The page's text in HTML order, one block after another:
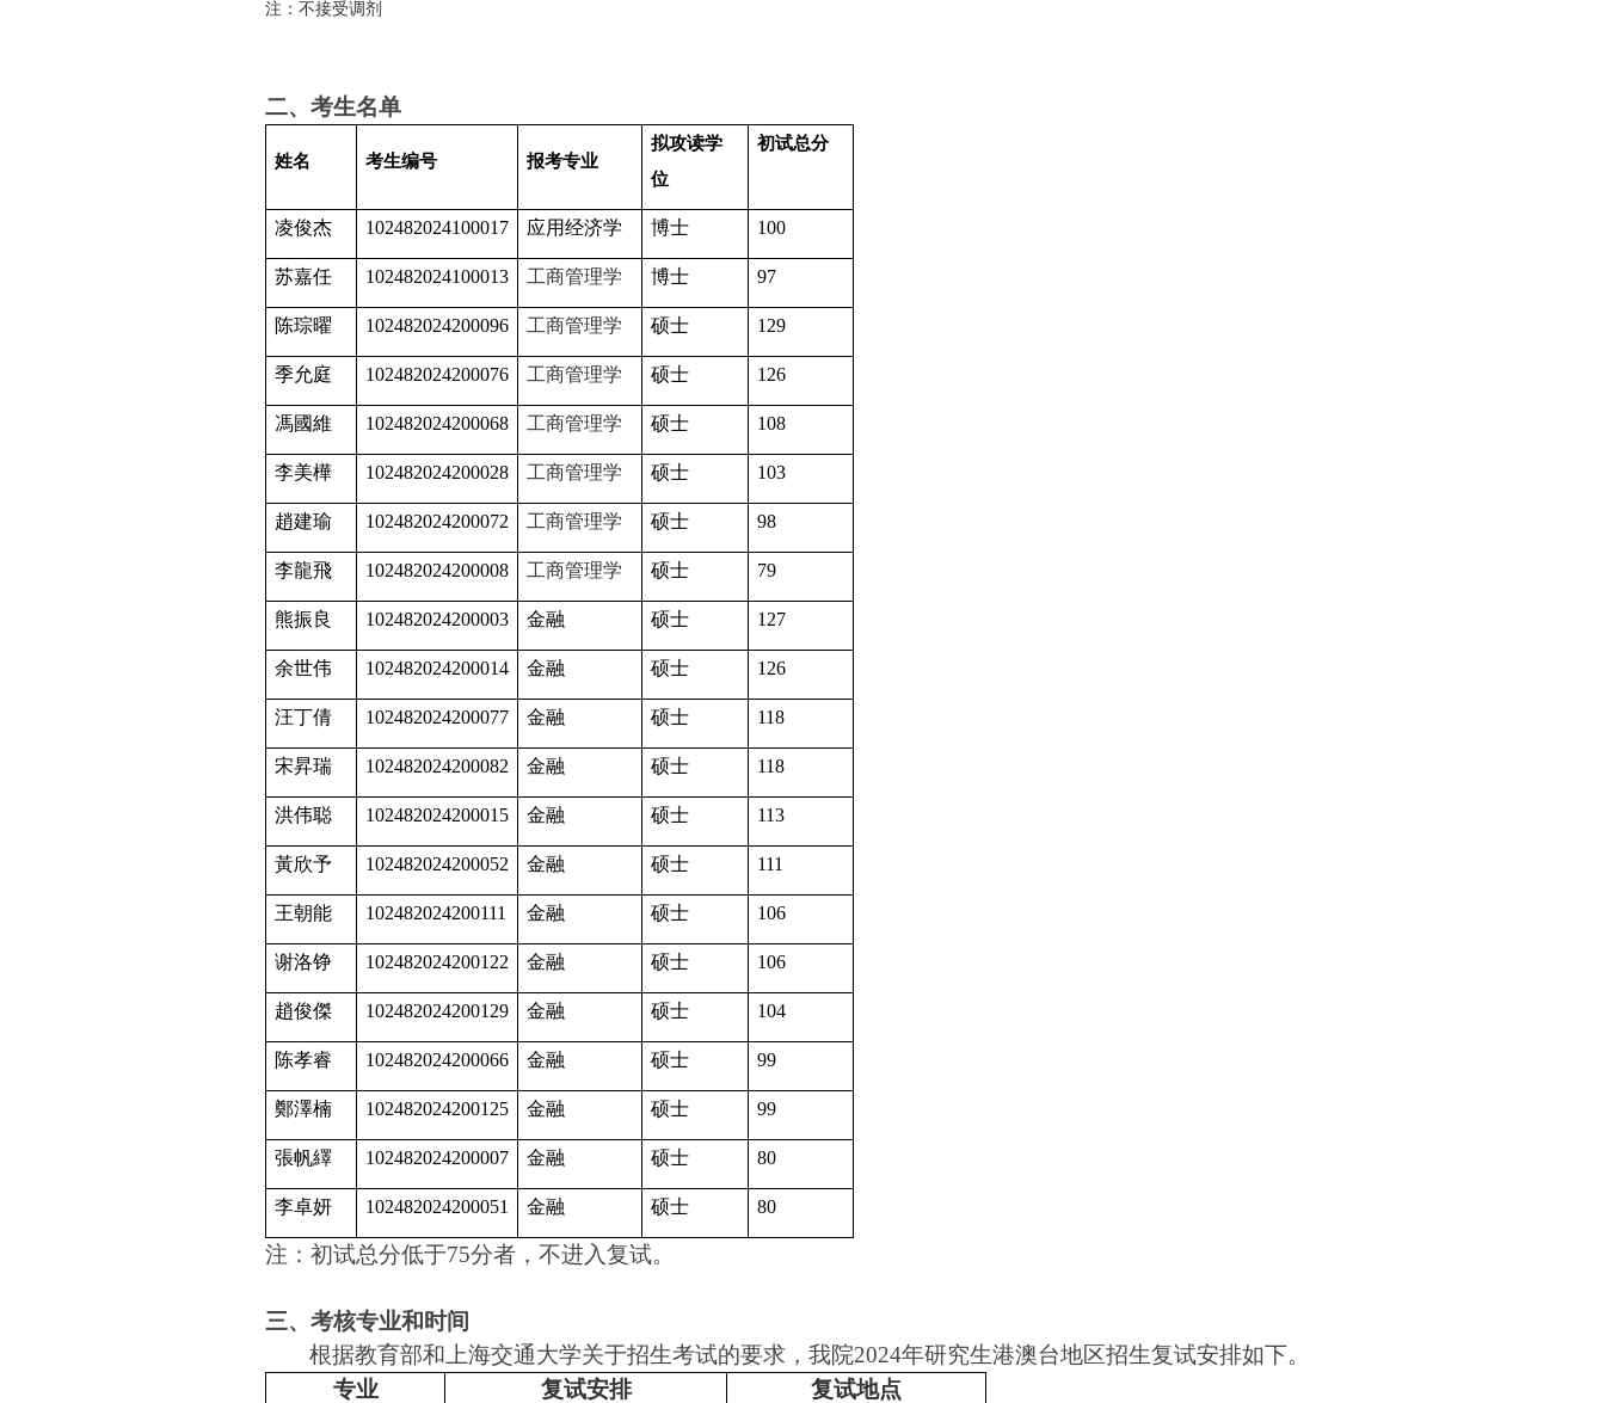
注：不接受调剂
二、考生名单
姓名 考生编号 报考专业
拟攻读学
位
初试总分
凌俊杰 102482024100017 应用经济学 博士 100
苏嘉任 102482024100013 工商管理学 博士 97
陈琮曜 102482024200096 工商管理学 硕士 129
季允庭 102482024200076 工商管理学 硕士 126
馮國維 102482024200068 工商管理学 硕士 108
李美樺 102482024200028 工商管理学 硕士 103
趙建瑜 102482024200072 工商管理学 硕士 98
李龍飛 102482024200008 工商管理学 硕士 79
熊振良 102482024200003 金融 硕士 127
余世伟 102482024200014 金融 硕士 126
汪丁倩 102482024200077 金融 硕士 118
宋昇瑞 102482024200082 金融 硕士 118
洪伟聪 102482024200015 金融 硕士 113
黃欣予 102482024200052 金融 硕士 111
王朝能 102482024200111 金融 硕士 106
谢洛铮 102482024200122 金融 硕士 106
趙俊傑 102482024200129 金融 硕士 104
陈孝睿 102482024200066 金融 硕士 99
鄭澤楠 102482024200125 金融 硕士 99
張帆繹 102482024200007 金融 硕士 80
李卓妍 102482024200051 金融 硕士 80
注：初试总分低于75分者，不进入复试。
三、考核专业和时间
根据教育部和上海交通大学关于招生考试的要求，我院2024年研究生港澳台地区招生复试安排如下。
专业
复试安排 复试地点